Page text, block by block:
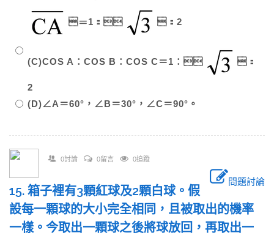
＝1： ：2
(C)COS A：COS B：COS C＝1： ：
2
(D)∠A＝60°，∠B＝30°，∠C＝90°。
0討論 0留言 0追蹤
問題討論
15. 箱子裡有3顆紅球及2顆白球。假
設每一顆球的大小完全相同，且被取出的機率
一樣。今取出一顆球之後將球放回，再取出一